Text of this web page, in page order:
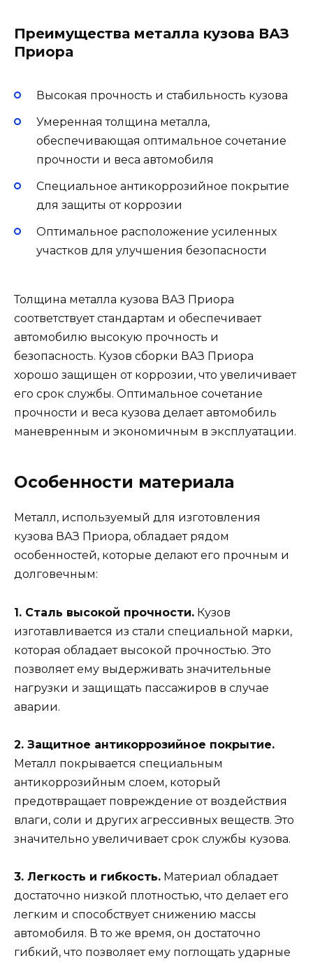
Преимущества металла кузова ВАЗ
Приора
Высокая прочность и стабильность кузова
Умеренная толщина металла,
обеспечивающая оптимальное сочетание
прочности и веса автомобиля
Специальное антикоррозийное покрытие
для защиты от коррозии
Оптимальное расположение усиленных
участков для улучшения безопасности
Толщина металла кузова ВАЗ Приора
соответствует стандартам и обеспечивает
автомобилю высокую прочность и
безопасность. Кузов сборки ВАЗ Приора
хорошо защищен от коррозии, что увеличивает
его срок службы. Оптимальное сочетание
прочности и веса кузова делает автомобиль
маневренным и экономичным в эксплуатации.
Особенности материала
Металл, используемый для изготовления
кузова ВАЗ Приора, обладает рядом
особенностей, которые делают его прочным и
долговечным:
1. Сталь высокой прочности. Кузов
изготавливается из стали специальной марки,
которая обладает высокой прочностью. Это
позволяет ему выдерживать значительные
нагрузки и защищать пассажиров в случае
аварии.
2. Защитное антикоррозийное покрытие.
Металл покрывается специальным
антикоррозийным слоем, который
предотвращает повреждение от воздействия
влаги, соли и других агрессивных веществ. Это
значительно увеличивает срок службы кузова.
3. Легкость и гибкость. Материал обладает
достаточно низкой плотностью, что делает его
легким и способствует снижению массы
автомобиля. В то же время, он достаточно
гибкий, что позволяет ему поглощать ударные